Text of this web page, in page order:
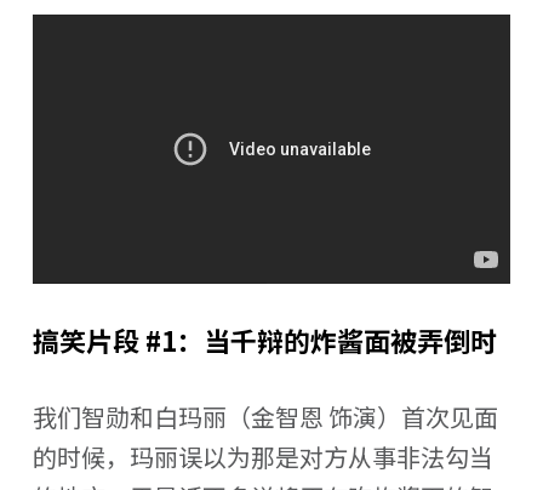
搞笑片段 #1：当千辩的炸酱面被弄倒时
我们智勋和白玛丽（金智恩 饰演）首次见面
的时候，玛丽误以为那是对方从事非法勾当